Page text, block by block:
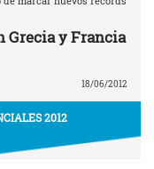
Grecia y Francia
18/06/2012
2012